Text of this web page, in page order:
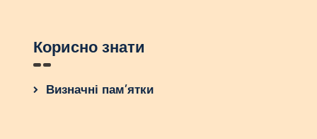
Корисно знати
Визначні пам’ятки